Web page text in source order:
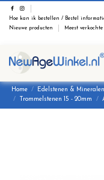
Hoe kan ik bestellen / Bestel
Nieuwe producten
Meest
Home Edelstenen & Mineralen
Trommelstenen 15 - 20mm